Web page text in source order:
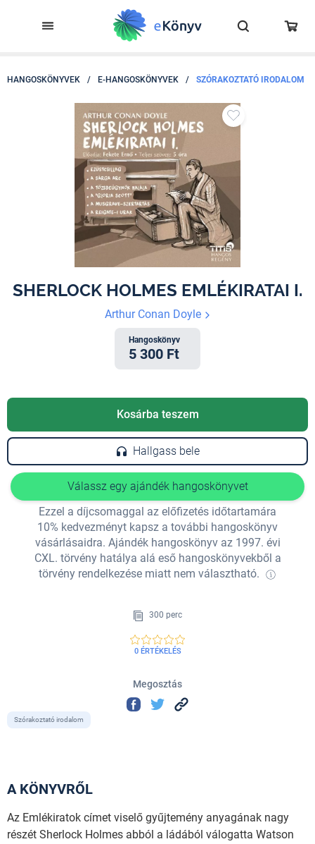
HANGOSKÖNYVEK / E-HANGOSKÖNYVEK / SZÓRAKOZTATÓ IRODALOM
SHERLOCK HOLMES EMLÉKIRATAI I.
Arthur Conan Doyle
Hangoskönyv
5 300 Ft
Kosárba teszem
Hallgass bele
Válassz egy ajándék hangoskönyvet
Ezzel a díjcsomaggal az előfizetés időtartamára
10% kedvezményt kapsz a további hangoskönyv
vásárlásaidra. Ajándék hangoskönyv az 1997. évi
CXL. törvény hatálya alá eső hangoskönyvekből a
törvény rendelkezése miatt nem választható.
300 perc
0 ÉRTÉKELÉS
Megosztás
Szórakoztató irodalom
A KÖNYVRŐL
Az Emlékiratok címet viselő gyűjtemény anyagának nagy
részét Sherlock Holmes abból a ládából válogatta Watson